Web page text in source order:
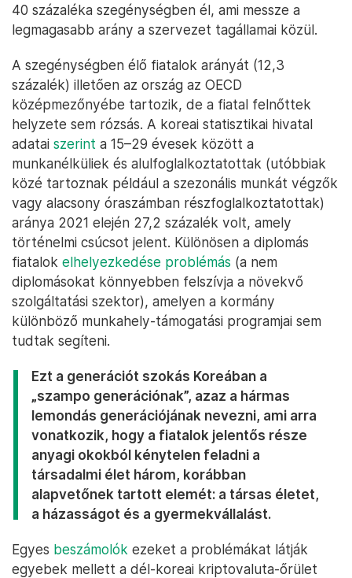
40 százaléka szegénységben él, ami messze a
legmagasabb arány a szervezet tagállamai közül.
A szegénységben élő fiatalok arányát (12,3
százalék) illetően az ország az OECD
középmezőnyébe tartozik, de a fiatal felnőttek
helyzete sem rózsás. A koreai statisztikai hivatal
adatai szerint a 15–29 évesek között a
munkanélküliek és alulfoglalkoztatottak (utóbbiak
közé tartoznak például a szezonális munkát végzők
vagy alacsony óraszámban részfoglalkoztatottak)
aránya 2021 elején 27,2 százalék volt, amely
történelmi csúcsot jelent. Különösen a diplomás
fiatalok elhelyezkedése problémás (a nem
diplomásokat könnyebben felszívja a növekvő
szolgáltatási szektor), amelyen a kormány
különböző munkahely-támogatási programjai sem
tudtak segíteni.
Ezt a generációt szokás Koreában a
„szampo generációnak”, azaz a hármas
lemondás generációjának nevezni, ami arra
vonatkozik, hogy a fiatalok jelentős része
anyagi okokból kénytelen feladni a
társadalmi élet három, korábban
alapvetőnek tartott elemét: a társas életet,
a házasságot és a gyermekvállalást.
Egyes beszámolók ezeket a problémákat látják
egyebek mellett a dél-koreai kriptovaluta-őrület